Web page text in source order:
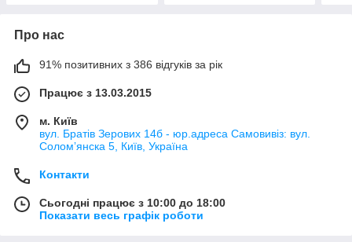
Про нас
91% позитивних з 386 відгуків за рік
Працює з 13.03.2015
м. Київ
вул. Братів Зерових 14б - юр.адреса Самовивіз: вул.
Соломʼянска 5, Київ, Україна
Контакти
Сьогодні працює з 10:00 до 18:00
Показати весь графік роботи